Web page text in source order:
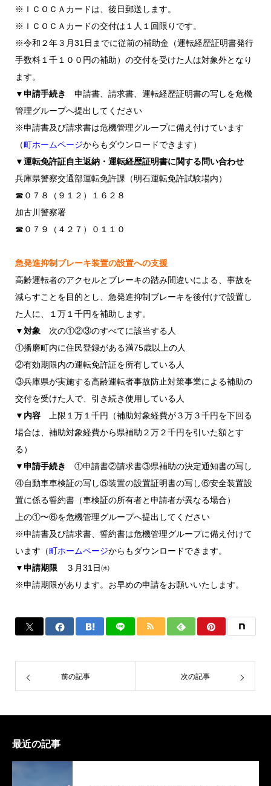
※ＩＣＯＣＡカードは、後日郵送します。
※ＩＣＯＣＡカードの交付は１人１回限りです。
※令和２年３月31日までに従前の補助金（運転経歴証明書発行
手数料１千１００円の補助）の交付を受けた人は対象外となり
ます。
▼申請手続き
申請書、請求書、運転経歴証明書の写しを危機
管理グループへ提出してください
※申請書及び請求書は危機管理グループに備え付けています
（町ホームページからもダウンロードできます）
▼運転免許証自主返納・運転経歴証明書に関する問い合わせ
兵庫県警察交通部運転免許課（明石運転免許試験場内）
☎０７８（９１２）１６２８
加古川警察署
☎０７９（４２７）０１１０
急発進抑制ブレーキ装置の設置への支援
高齢運転者のアクセルとブレーキの踏み間違いによる、事故を
減らすことを目的とし、急発進抑制ブレーキを後付けで設置し
た人に、１万１千円を補助します。
▼対象 次の①②③のすべてに該当する人
①播磨町内に住民登録がある満75歳以上の人
②有効期限内の運転免許証を所有している人
③兵庫県が実施する高齢運転者事故防止対策事業による補助の
交付を受けた人で、引き続き使用している人
▼内容 上限１万１千円（補助対象経費が３万３千円を下回る
場合は、補助対象経費から県補助２万２千円を引いた額とす
る）
▼申請手続き
①申請書②請求書③県補助の決定通知書の写し
④自動車車検証の写し⑤装置の設置証明書の写し⑥安全装置設
置に係る誓約書（車検証の所有者と申請者が異なる場合）
上の①〜⑥を危機管理グループへ提出してください
※申請書及び請求書、誓約書は危機管理グループに備え付けて
います（町ホームページからもダウンロードできます。
▼申請期限 ３月31日㈬
※申請期限があります。お早めの申請をお願いいたします。
前の記事 次の記事
最近の記事